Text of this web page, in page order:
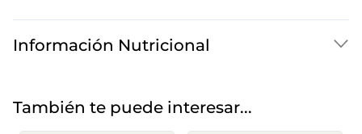
Información Nutricional
También te puede interesar...